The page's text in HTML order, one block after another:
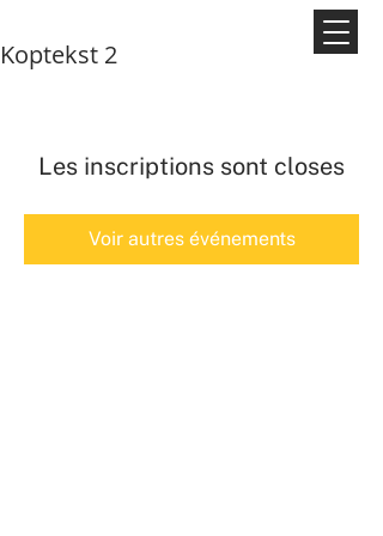
Koptekst 2
Les inscriptions sont closes
Voir autres événements